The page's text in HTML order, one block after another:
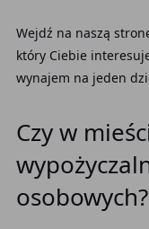
Wejdź na naszą
który Ciebie
wynajem na jeden
Czy w
osobowych?